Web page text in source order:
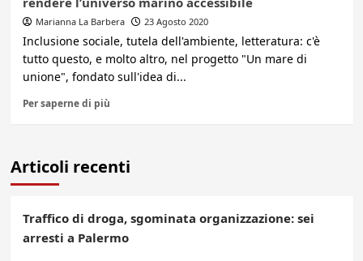
Marianna La Barbera 23 Agosto 2020
Inclusione sociale, tutela dell'ambiente, letteratura: c'è
tutto questo, e molto altro, nel progetto "Un mare di
unione", fondato sull'idea di...
Per saperne di più
Articoli recenti
Traffico di droga, sgominata organizzazione: sei
arresti a Palermo